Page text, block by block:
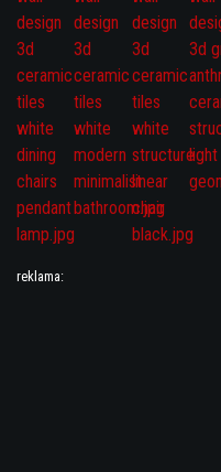
reklama: